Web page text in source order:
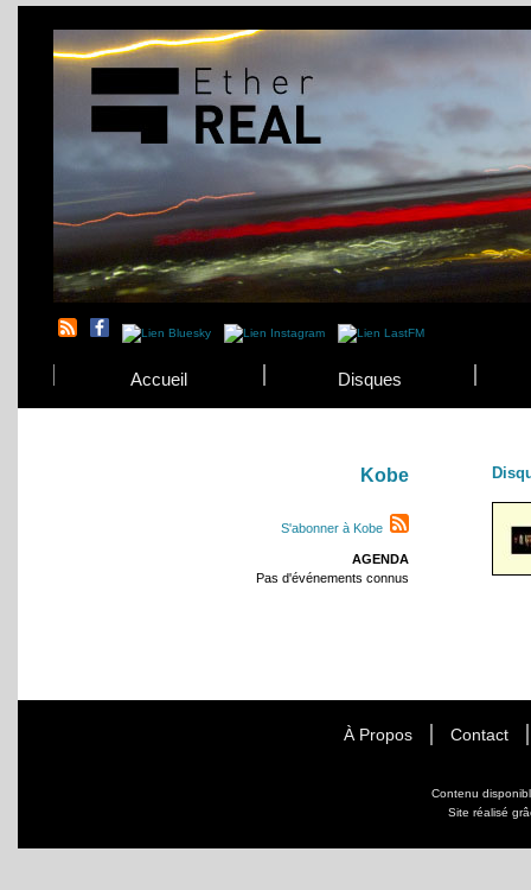
Accueil Disques
Kobe
S'abonner à Kobe
AGENDA
Pas d'événements connus
À Propos Contact
Contenu
Site réalisé